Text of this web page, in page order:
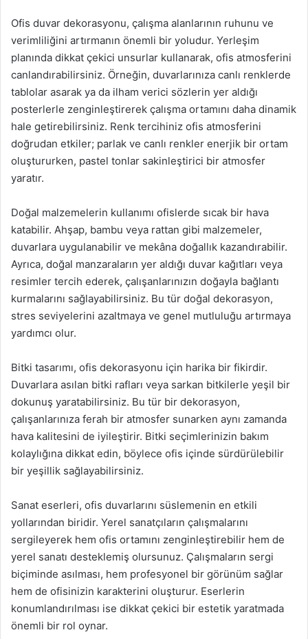
Ofis duvar dekorasyonu, çalışma alanlarının ruhunu ve
verimliliğini artırmanın önemli bir yoludur. Yerleşim
planında dikkat çekici unsurlar kullanarak, ofis atmosferini
canlandırabilirsiniz. Örneğin, duvarlarınıza canlı renklerde
tablolar asarak ya da ilham verici sözlerin yer aldığı
posterlerle zenginleştirerek çalışma ortamını daha dinamik
hale getirebilirsiniz. Renk tercihiniz ofis atmosferini
doğrudan etkiler; parlak ve canlı renkler enerjik bir ortam
oluştururken, pastel tonlar sakinleştirici bir atmosfer
yaratır.
Doğal malzemelerin kullanımı ofislerde sıcak bir hava
katabilir. Ahşap, bambu veya rattan gibi malzemeler,
duvarlara uygulanabilir ve mekâna doğallık kazandırabilir.
Ayrıca, doğal manzaraların yer aldığı duvar kağıtları veya
resimler tercih ederek, çalışanlarınızın doğayla bağlantı
kurmalarını sağlayabilirsiniz. Bu tür doğal dekorasyon,
stres seviyelerini azaltmaya ve genel mutluluğu artırmaya
yardımcı olur.
Bitki tasarımı, ofis dekorasyonu için harika bir fikirdir.
Duvarlara asılan bitki rafları veya sarkan bitkilerle yeşil bir
dokunuş yaratabilirsiniz. Bu tür bir dekorasyon,
çalışanlarınıza ferah bir atmosfer sunarken aynı zamanda
hava kalitesini de iyileştirir. Bitki seçimlerinizin bakım
kolaylığına dikkat edin, böylece ofis içinde sürdürülebilir
bir yeşillik sağlayabilirsiniz.
Sanat eserleri, ofis duvarlarını süslemenin en etkili
yollarından biridir. Yerel sanatçıların çalışmalarını
sergileyerek hem ofis ortamını zenginleştirebilir hem de
yerel sanatı desteklemiş olursunuz. Çalışmaların sergi
biçiminde asılması, hem profesyonel bir görünüm sağlar
hem de ofisinizin karakterini oluşturur. Eserlerin
konumlandırılması ise dikkat çekici bir estetik yaratmada
önemli bir rol oynar.